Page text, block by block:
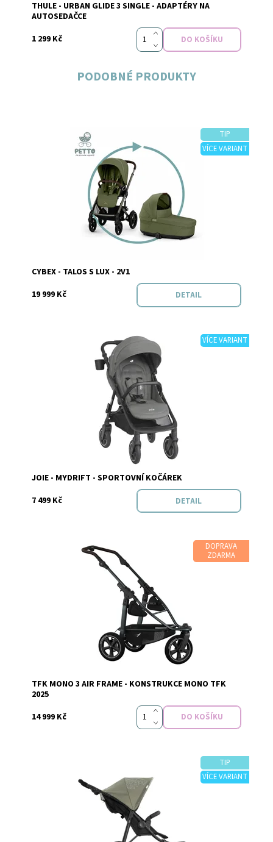
Značka: Thule
THULE - URBAN GLIDE 3 SINGLE - ADAPTÉRY NA
AUTOSEDAČCE
1 299 Kč
PODOBNÉ PRODUKTY
TIP
VÍCE VARIANT
Na objednávku
CYBEX - TALOS S LUX - 2V1
19 999 Kč
DETAIL
VÍCE VARIANT
Joie
JOIE - MYDRIFT - SPORTOVNÍ KOČÁREK
7 499 Kč
DETAIL
DOPRAVA
ZDARMA
Značka: TFK
TFK MONO 3 AIR FRAME - KONSTRUKCE MONO TFK
2025
14 999 Kč
TIP
VÍCE VARIANT